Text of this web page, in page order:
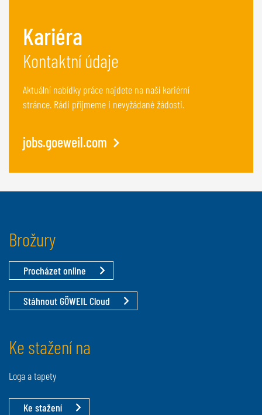
Kariéra
Kontaktní údaje
Aktuální nabídky práce najdete na naší kariérní
stránce. Rádi přijmeme i nevyžádané žádosti.
jobs.goeweil.com
Brožury
Procházet online
Stáhnout GÖWEIL Cloud
Ke stažení na
Loga a tapety
Ke stažení